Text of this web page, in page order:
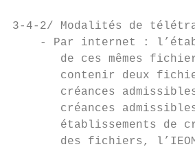
3-4-2/ Modalités de
- Par internet :
de ces mêmes
contenir deux
créances
créances
établissements de
des fichiers,